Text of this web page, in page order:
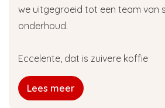
we uitgegroeid tot een team van
onderhoud.
Eccelente, dat is zuivere koffie
Lees meer